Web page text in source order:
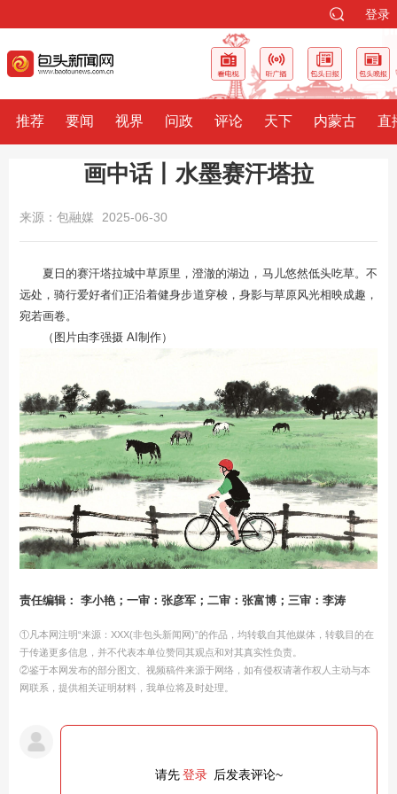
登录
推荐 要闻 视界 问政 评论 天下 内蒙古 直
画中话丨水墨赛汗塔拉
来源：包融媒 2025-06-30
夏日的赛汗塔拉城中草原里，澄澈的湖边，马儿悠然低头吃草。不
远处，骑行爱好者们正沿着健身步道穿梭，身影与草原风光相映成趣，
宛若画卷。
（图片由李强摄 AI制作）
责任编辑： 李小艳；一审：张彦军；二审：张富博；三审：李涛
①凡本网注明“来源：XXX(非包头新闻网)”的作品，均转载自其他媒体，转载目的在
于传递更多信息，并不代表本单位赞同其观点和对其真实性负责。
②鉴于本网发布的部分图文、视频稿件来源于网络，如有侵权请著作权人主动与本
网联系，提供相关证明材料，我单位将及时处理。
请先登录 后发表评论~